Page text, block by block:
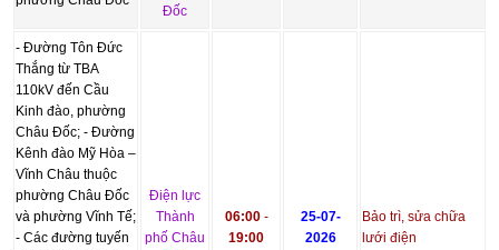
Đốc
- Đường Tôn Đức
Thắng từ TBA
110kV đến Cầu
Kinh đào, phường
Châu Đốc; - Đường
Kênh đào Mỹ Hòa –
Vĩnh Châu thuộc
phường Châu Đốc
và phường Vĩnh Tế;
- Các đường tuyến
Điện lực
Thành
phố Châu
06:00-
19:00
25-07-
2026
Bảo trì, sửa chữa
lưới điện